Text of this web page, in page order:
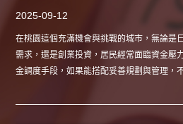
2025-09-12
在桃園這個充滿機會與挑戰的城市，無論是
需求，還是創業投資，居民經常面臨資金壓
金調度手段，如果能搭配妥善規劃與管理，
或管理不善，也可能帶來財務壓力。因此，